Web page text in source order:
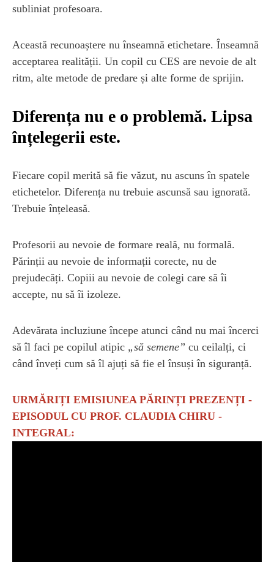
subliniat profesoara.
Această recunoaștere nu înseamnă etichetare. Înseamnă
acceptarea realității. Un copil cu CES are nevoie de alt
ritm, alte metode de predare și alte forme de sprijin.
Diferența nu e o problemă. Lipsa
înțelegerii este.
Fiecare copil merită să fie văzut, nu ascuns în spatele
etichetelor. Diferența nu trebuie ascunsă sau ignorată.
Trebuie înțeleasă.
Profesorii au nevoie de formare reală, nu formală.
Părinții au nevoie de informații corecte, nu de
prejudecăți. Copiii au nevoie de colegi care să îi
accepte, nu să îi izoleze.
Adevărata incluziune începe atunci când nu mai încerci
să îl faci pe copilul atipic „să semene” cu ceilalți, ci
când înveți cum să îl ajuți să fie el însuși în siguranță.
URMĂRIȚI EMISIUNEA PĂRINȚI PREZENȚI -
EPISODUL CU PROF. CLAUDIA CHIRU -
INTEGRAL: